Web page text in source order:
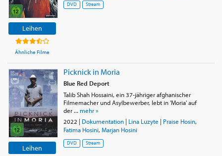
Leihen
Ähnliche Filme
DVD Stream
Leihen
Picknick in Moria
Blue Red Deport
Talib Shah Hossaini, ein 37-jähriger afghanischer
Filmemacher und Asylbewerber, lebt in 'Moria' auf
der ... mehr »
2022 | Dokumentation| Lina Luzyte | Praise Hosin,
Fatima Hosini, Marjan Hosini
DVD Stream